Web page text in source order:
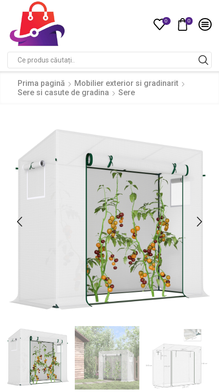
0 0
input
Prima pagină
Mobilier exterior si gradinarit
Sere si casute de gradina
Sere